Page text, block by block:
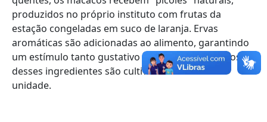
produzidos no próprio instituto com frutas da
estação congeladas em suco de laranja. Ervas
aromáticas são adicionadas ao alimento, garantindo
um estímulo tanto gustativo como olfativo. Muitos
desses ingredientes são cultivados na horta da
unidade.